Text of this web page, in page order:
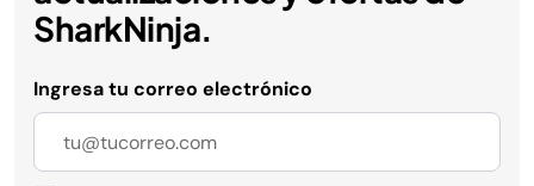
SharkNinja.
Ingresa tu correo electrónico